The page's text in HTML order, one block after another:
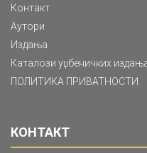
Контакт
Аутори
Издања
Каталози уџбеничких
ПОЛИТИКА ПРИВАТНОСТИ
КОНТАКТ